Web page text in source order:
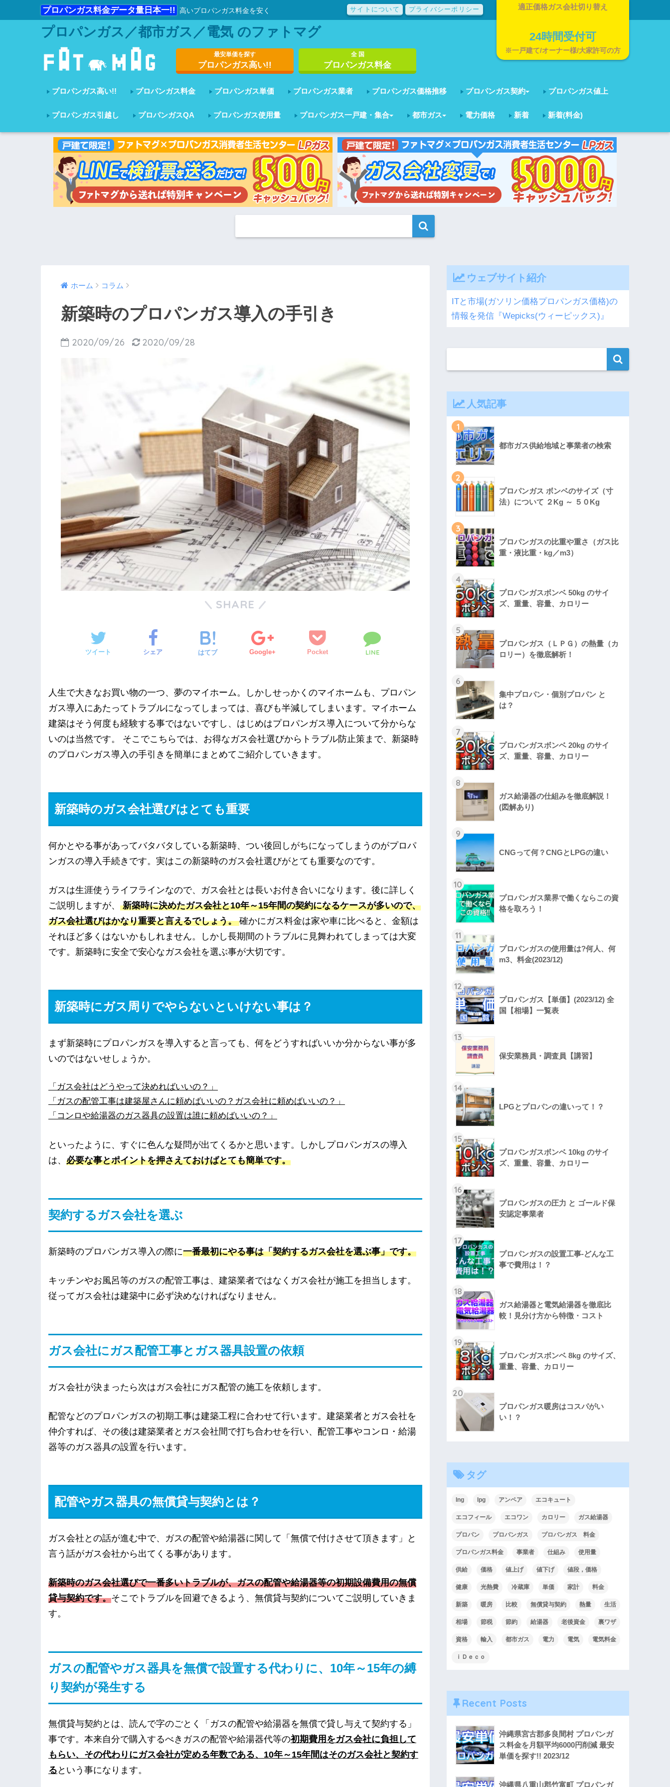
プロパンガス料金データ量日本一!! 高いプロパンガス料金を安く サイトについて プライバシーポリシー 適正価格ガス会社切り替え
24時間受付可
※一戸建て/オーナー様/大家許可の方
プロパンガス／都市ガス／電気 のファトマグ
最安単価を探す
プロパンガス高い!!
全 国
プロパンガス料金
プロパンガス高い!! プロパンガス料金 プロパンガス単価 プロパンガス業者 プロパンガス価格推移 プロパンガス契約 プロパンガス値上
プロパンガス引越し プロパンガスQA プロパンガス使用量 プロパンガス一戸建・集合 都市ガス 電力価格 新着 新着(料金)
ホーム コラム
新築時のプロパンガス導入の手引き
2020/09/26 2020/09/28
SHARE
ツイート シェア はてブ Google+ Pocket LINE
人生で大きなお買い物の一つ、夢のマイホーム。しかしせっかくのマイホームも、プロパン
ガス導入にあたってトラブルになってしまっては、喜びも半減してしまいます。マイホーム
建築はそう何度も経験する事ではないですし、はじめはプロパンガス導入について分からな
いのは当然です。 そこでこちらでは、お得なガス会社選びからトラブル防止策まで、新築時
のプロパンガス導入の手引きを簡単にまとめてご紹介していきます。
新築時のガス会社選びはとても重要
何かとやる事があってバタバタしている新築時、つい後回しがちになってしまうのがプロパ
ンガスの導入手続きです。実はこの新築時のガス会社選びがとても重要なのです。
ガスは生涯使うライフラインなので、ガス会社とは長いお付き合いになります。後に詳しく
ご説明しますが、 新築時に決めたガス会社と10年～15年間の契約になるケースが多いので、
ガス会社選びはかなり重要と言えるでしょう。確かにガス料金は家や車に比べると、金額は
それほど多くはないかもしれません。しかし長期間のトラブルに見舞われてしまっては大変
です。新築時に安全で安心なガス会社を選ぶ事が大切です。
新築時にガス周りでやらないといけない事は？
まず新築時にプロパンガスを導入すると言っても、何をどうすればいいか分からない事が多
いのではないせしょうか。
「ガス会社はどうやって決めればいいの？」
「ガスの配管工事は建築屋さんに頼めばいいの？ガス会社に頼めばいいの？」
「コンロや給湯器のガス器具の設置は誰に頼めばいいの？」
といったように、すぐに色んな疑問が出てくるかと思います。しかしプロパンガスの導入
は、 必要な事とポイントを押さえておけばとても簡単です。
契約するガス会社を選ぶ
新築時のプロパンガス導入の際に一番最初にやる事は「契約するガス会社を選ぶ事」です。
キッチンやお風呂等のガスの配管工事は、建築業者ではなくガス会社が施工を担当します。
従ってガス会社は建築中に必ず決めなければなりません。
ガス会社にガス配管工事とガス器具設置の依頼
ガス会社が決まったら次はガス会社にガス配管の施工を依頼します。
配管などのプロパンガスの初期工事は建築工程に合わせて行います。建築業者とガス会社を
仲介すれば、その後は建築業者とガス会社間で打ち合わせを行い、配管工事やコンロ・給湯
器等のガス器具の設置を行います。
配管やガス器具の無償貸与契約とは？
ガス会社との話が進む中で、ガスの配管や給湯器に関して「無償で付けさせて頂きます」と
言う話がガス会社から出てくる事があります。
新築時のガス会社選びで一番多いトラブルが、ガスの配管や給湯器等の初期設備費用の無償
貸与契約です。そこでトラブルを回避できるよう、無償貸与契約についてご説明していきま
す。
ガスの配管やガス器具を無償で設置する代わりに、10年～15年の縛
り契約が発生する
無償貸与契約とは、読んで字のごとく「ガスの配管や給湯器を無償で貸し与えて契約する」
事です。本来自分で購入するべきガスの配管や給湯器代等の初期費用をガス会社に負担して
もらい、その代わりにガス会社が定める年数である、10年～15年間はそのガス会社と契約す
る という事になります。
ウェブサイト紹介
ITと市場(ガソリン価格プロパンガス価格)の
情報を発信『Wepicks(ウィーピックス)』
人気記事
1
都市ガス供給地域と事業者の検索
2
プロパンガス ボンベのサイズ（寸
法）について ２Kg ～ ５０Kg
3
プロパンガスの比重や重さ（ガス比
重・液比重・kg／m3）
4
プロパンガスボンベ 50kg のサイ
ズ、重量、容量、カロリー
5
プロパンガス（ＬＰＧ）の熱量（カ
ロリー）を徹底解析！
6
集中プロパン・個別プロパン と
は？
7
プロパンガスボンベ 20kg のサイ
ズ、重量、容量、カロリー
8
ガス給湯器の仕組みを徹底解説！
(図解あり)
9
CNGって何？CNGとLPGの違い
10
プロパンガス業界で働くならこの資
格を取ろう！
11
プロパンガスの使用量は?何人、何
m3、料金(2023/12)
12
プロパンガス【単価】(2023/12) 全
国【相場】一覧表
13
保安業務員・調査員【講習】
14
LPGとプロパンの違いって！？
15
プロパンガスボンベ 10kg のサイ
ズ、重量、容量、カロリー
16
プロパンガスの圧力 と ゴールド保
安認定事業者
17
プロパンガスの設置工事-どんな工
事で費用は！？
18
ガス給湯器と電気給湯器を徹底比
較！見分け方から特徴・コスト
19
プロパンガスボンベ 8kg のサイズ、
重量、容量、カロリー
20
プロパンガス暖房はコスパがい
い！？
タグ
lng lpg アンペア エコキュート
エコフィール エコワン カロリー ガス給湯器
プロパン プロパンガス プロパンガス 料金
プロパンガス料金 事業者 仕組み 使用量
供給 価格 値上げ 値下げ 値段，価格
健康 光熱費 冷蔵庫 単価 家計 料金
新築 暖房 比較 無償貸与契約 熱量 生活
相場 節税 節約 給湯器 老後資金 裏ワザ
資格 輸入 都市ガス 電力 電気 電気料金
ｉＤｅｃｏ
Recent Posts
沖縄県宮古郡多良間村 プロパンガ
ス料金を月額平均6000円削減 最安
単価を探す!! 2023/12
沖縄県八重山郡竹富町 プロパンガ